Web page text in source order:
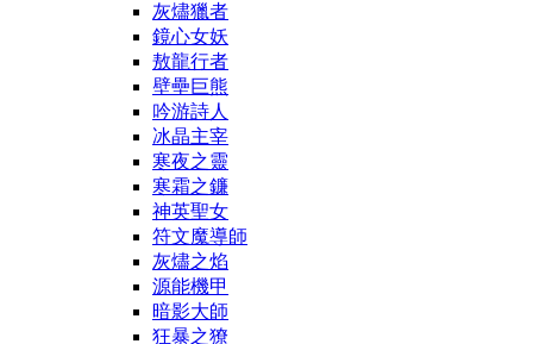
灰燼獵者
鏡心女妖
敖龍行者
壁壘巨熊
吟游詩人
冰晶主宰
寒夜之靈
寒霜之鐮
神英聖女
符文魔導師
灰燼之焰
源能機甲
暗影大師
狂暴之獠